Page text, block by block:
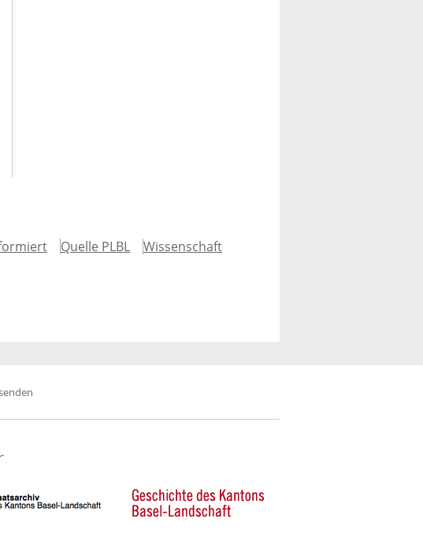
Quelle PLBL
Wissenschaft